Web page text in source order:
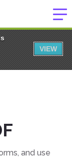
VIEW
and use